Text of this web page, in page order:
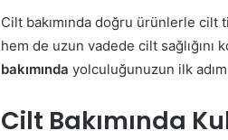
Cilt bakımında doğru ürünlerle
hem de uzun vadede cilt sağlığını
bakımında yolculuğunuzun ilk
Cilt Bakımında